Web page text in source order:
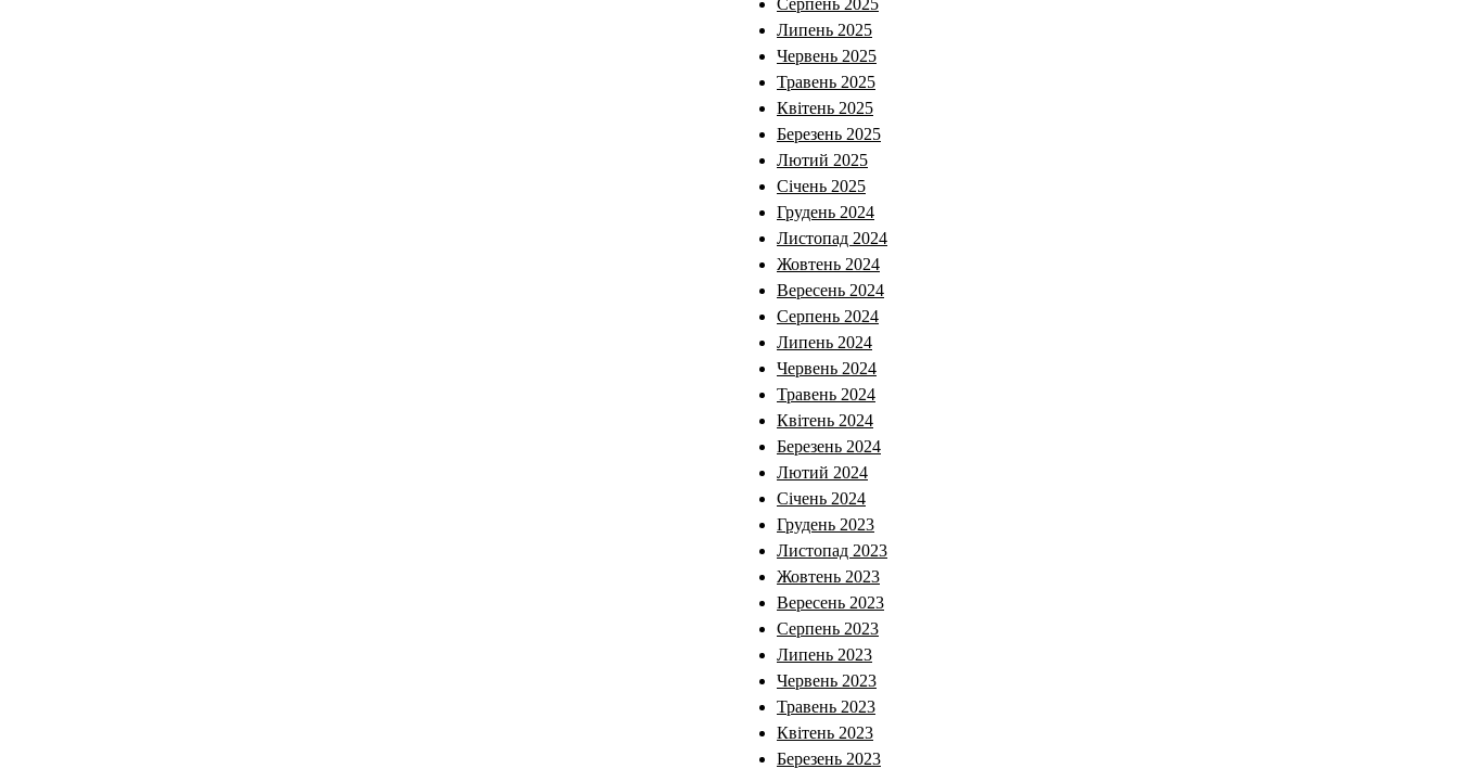
Липень 2025
Червень 2025
Травень 2025
Квітень 2025
Березень 2025
Лютий 2025
Січень 2025
Грудень 2024
Листопад 2024
Жовтень 2024
Вересень 2024
Серпень 2024
Липень 2024
Червень 2024
Травень 2024
Квітень 2024
Березень 2024
Лютий 2024
Січень 2024
Грудень 2023
Листопад 2023
Жовтень 2023
Вересень 2023
Серпень 2023
Липень 2023
Червень 2023
Травень 2023
Квітень 2023
Березень 2023